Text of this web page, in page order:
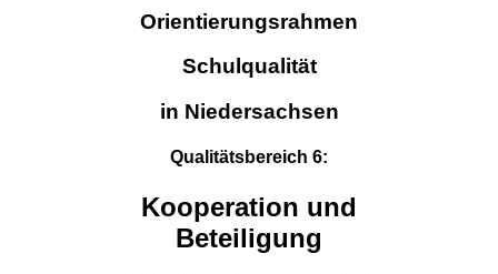
Orientierungsrahmen
Schulqualität
in Niedersachsen
Qualitätsbereich 6:
Kooperation und
Beteiligung